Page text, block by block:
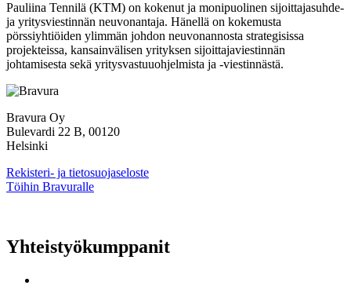
Pauliina Tennilä (KTM) on kokenut ja monipuolinen sijoittajasuhde-
ja yritysviestinnän neuvonantaja. Hänellä on kokemusta
pörssiyhtiöiden ylimmän johdon neuvonannosta strategisissa
projekteissa, kansainvälisen yrityksen sijoittajaviestinnän
johtamisesta sekä yritysvastuuohjelmista ja -viestinnästä.
Bravura Oy
Bulevardi 22 B, 00120
Helsinki
Rekisteri- ja tietosuojaseloste
Töihin Bravuralle
Yhteistyökumppanit